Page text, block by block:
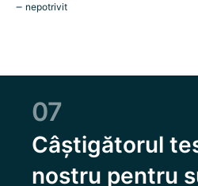
nepotrivit
07
Câștigătorul
nostru pentru